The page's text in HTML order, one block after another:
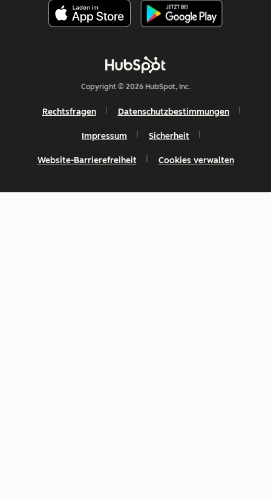
Copyright © 2026 HubSpot, Inc.
Rechtsfragen Datenschutzbestimmungen
Impressum Sicherheit
Website-Barrierefreiheit Cookies verwalten